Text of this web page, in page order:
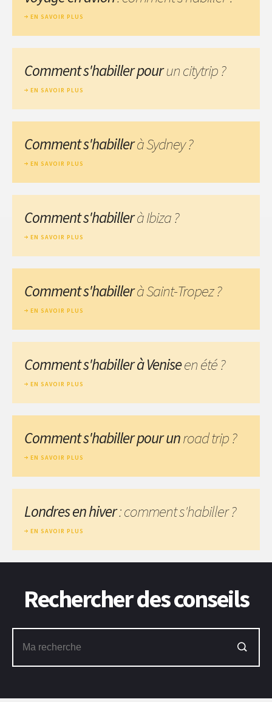
EN SAVOIR PLUS
Comment s'habiller pourun citytrip ?
EN SAVOIR PLUS
Comment s'habillerà Sydney ?
EN SAVOIR PLUS
Comment s'habillerà Ibiza ?
EN SAVOIR PLUS
Comment s'habillerà Saint-Tropez ?
EN SAVOIR PLUS
Comment s'habiller à Veniseen été ?
EN SAVOIR PLUS
Comment s'habiller pour unroad trip ?
EN SAVOIR PLUS
Londres en hiver: comment s'habiller ?
EN SAVOIR PLUS
Rechercher des conseils